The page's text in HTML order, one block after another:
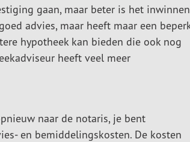
gaan, maar beter is het inwinnen
advies, maar heeft maar een
hypotheek kan bieden die ook nog
heeft veel meer
naar de notaris, je bent
en bemiddelingskosten. De kosten